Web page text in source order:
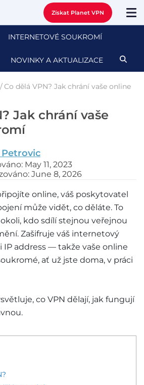
Získat Planet VPN
INTERNETOVÉ SOUKROMÍ
NOVINKY A AKTUALIZACE
/Co dělá VPN? Jak chrání vaše online
Jak chrání vaše
May 11, 2023
June 8, 2026
online, váš poskytovatel
může vidět, co děláte. To
kdo sdílí stejnou veřejnou
Zašifruje váš internetový
IP address — takže vaše online
ať už jste doma, v práci
co VPN dělají, jak fungují